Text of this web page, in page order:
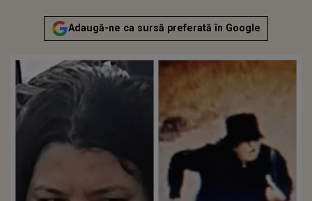
Adaugă-ne ca sursă preferată în Google